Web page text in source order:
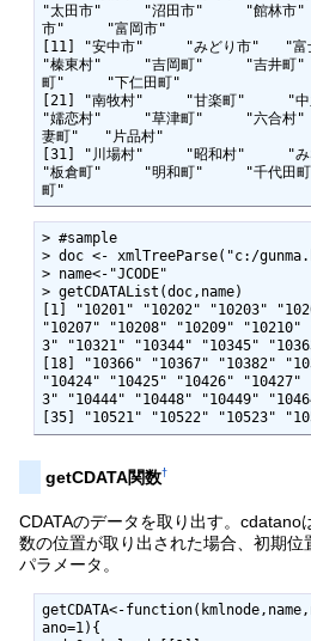
"太田市"     "沼田市"     "館林
市"     "富岡市"
[11] "安中市"     "みどり市"   "富
"榛東村"     "吉岡町"     "吉井
町"     "下仁田町"
[21] "南牧村"     "甘楽町"     "中
"嬬恋村"     "草津町"     "六合
妻町"   "片品村"
[31] "川場村"     "昭和村"     "み
"板倉町"     "明和町"     "千代田
町"
> #sample
> doc <- xmlTreeParse("c:/
> name<-"JCODE"
> getCDATAList(doc,name)
[1] "10201" "10202" "10203"
"10207" "10208" "10209" "10210"
3" "10321" "10344" "10345"
[18] "10366" "10367" "10382"
"10424" "10425" "10426" "10427"
3" "10444" "10448" "10449"
[35] "10521" "10522" "10523"
getCDATA関数†
CDATAのデータを取り出す。cdatano
数の位置が取り出された場合、初期
パラメータ。
getCDATA<-
ano=1){